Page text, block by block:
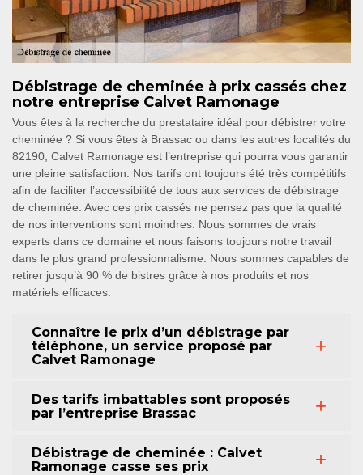
Débistrage de cheminée à prix cassés chez
notre entreprise Calvet Ramonage
Vous êtes à la recherche du prestataire idéal pour débistrer votre
cheminée ? Si vous êtes à Brassac ou dans les autres localités du
82190, Calvet Ramonage est l’entreprise qui pourra vous garantir
une pleine satisfaction. Nos tarifs ont toujours été très compétitifs
afin de faciliter l’accessibilité de tous aux services de débistrage
de cheminée. Avec ces prix cassés ne pensez pas que la qualité
de nos interventions sont moindres. Nous sommes de vrais
experts dans ce domaine et nous faisons toujours notre travail
dans le plus grand professionnalisme. Nous sommes capables de
retirer jusqu’à 90 % de bistres grâce à nos produits et nos
matériels efficaces.
Connaître le prix d’un débistrage par
téléphone, un service proposé par
Calvet Ramonage
Des tarifs imbattables sont proposés
par l’entreprise Brassac
Débistrage de cheminée : Calvet
Ramonage casse ses prix